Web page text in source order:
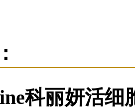
科丽妍活细